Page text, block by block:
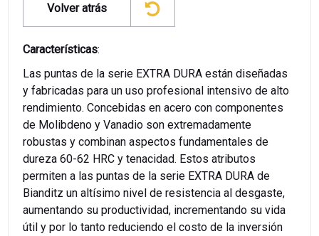
Volver atrás
Características:
Las puntas de la serie EXTRA DURA están diseñadas
y fabricadas para un uso profesional intensivo de alto
rendimiento. Concebidas en acero con componentes
de Molibdeno y Vanadio son extremadamente
robustas y combinan aspectos fundamentales de
dureza 60-62 HRC y tenacidad. Estos atributos
permiten a las puntas de la serie EXTRA DURA de
Bianditz un altísimo nivel de resistencia al desgaste,
aumentando su productividad, incrementando su vida
útil y por lo tanto reduciendo el costo de la inversión